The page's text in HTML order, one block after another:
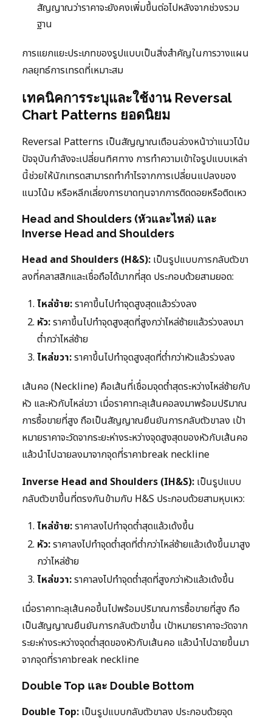
สัญญาณว่าราคาจะยังคงเพิ่มขึ้นต่อไปหลังจากช่วงรวม
ฐาน
การแยกแยะประเภทของรูปแบบเป็นสิ่งสำคัญในการวางแผน
กลยุทธ์การเทรดที่เหมาะสม
เทคนิคการระบุและใช้งาน Reversal
Chart Patterns ยอดนิยม
Reversal Patterns เป็นสัญญาณเตือนล่วงหน้าว่าแนวโน้ม
ปัจจุบันกำลังจะเปลี่ยนทิศทาง การทำความเข้าใจรูปแบบเหล่า
นี้ช่วยให้นักเทรดสามารถทำกำไรจากการเปลี่ยนแปลงของ
แนวโน้ม หรือหลีกเลี่ยงการขาดทุนจากการติดดอยหรือติดเหว
Head and Shoulders (หัวและไหล่) และ
Inverse Head and Shoulders
Head and Shoulders (H&S): เป็นรูปแบบการกลับตัวขา
ลงที่คลาสสิกและเชื่อถือได้มากที่สุด ประกอบด้วยสามยอด:
ไหล่ซ้าย:ราคาขึ้นไปทำจุดสูงสุดแล้วร่วงลง
หัว:ราคาขึ้นไปทำจุดสูงสุดที่สูงกว่าไหล่ซ้ายแล้วร่วงลงมา
ต่ำกว่าไหล่ซ้าย
ไหล่ขวา:ราคาขึ้นไปทำจุดสูงสุดที่ต่ำกว่าหัวแล้วร่วงลง
เส้นคอ (Neckline) คือเส้นที่เชื่อมจุดต่ำสุดระหว่างไหล่ซ้ายกับ
หัว และหัวกับไหล่ขวา เมื่อราคาทะลุเส้นคอลงมาพร้อมปริมาณ
การซื้อขายที่สูง ถือเป็นสัญญาณยืนยันการกลับตัวขาลง เป้า
หมายราคาจะวัดจากระยะห่างระหว่างจุดสูงสุดของหัวกับเส้นคอ
แล้วนำไปฉายลงมาจากจุดที่ราคาbreak neckline
Inverse Head and Shoulders (IH&S): เป็นรูปแบบ
กลับตัวขาขึ้นที่ตรงกันข้ามกับ H&S ประกอบด้วยสามหุบเหว:
ไหล่ซ้าย:ราคาลงไปทำจุดต่ำสุดแล้วเด้งขึ้น
หัว:ราคาลงไปทำจุดต่ำสุดที่ต่ำกว่าไหล่ซ้ายแล้วเด้งขึ้นมาสูง
กว่าไหล่ซ้าย
ไหล่ขวา:ราคาลงไปทำจุดต่ำสุดที่สูงกว่าหัวแล้วเด้งขึ้น
เมื่อราคาทะลุเส้นคอขึ้นไปพร้อมปริมาณการซื้อขายที่สูง ถือ
เป็นสัญญาณยืนยันการกลับตัวขาขึ้น เป้าหมายราคาจะวัดจาก
ระยะห่างระหว่างจุดต่ำสุดของหัวกับเส้นคอ แล้วนำไปฉายขึ้นมา
จากจุดที่ราคาbreak neckline
Double Top และ Double Bottom
Double Top: เป็นรูปแบบกลับตัวขาลง ประกอบด้วยจุด